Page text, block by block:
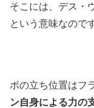
そこには、デス・
という意味なので
ボの立ち位置はフ
ン自身による力の